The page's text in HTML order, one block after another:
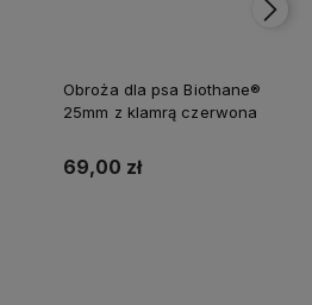
Obroża dla psa Biothane®
25mm z klamrą czerwona
69,00 zł